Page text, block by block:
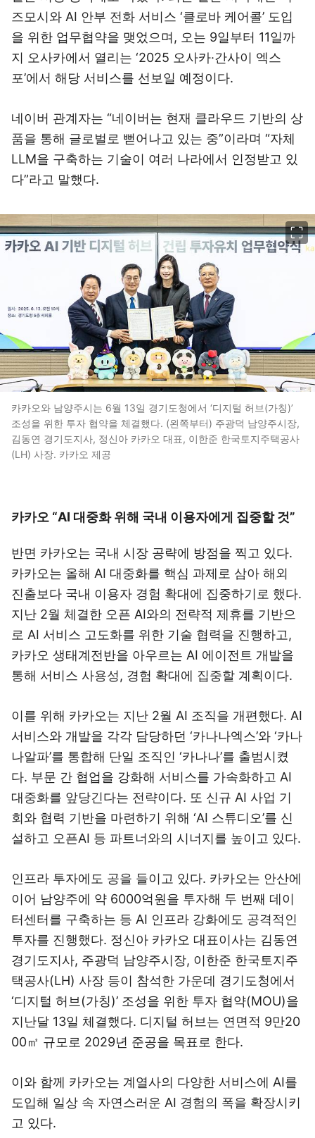
즈모시와 AI 안부 전화 서비스 ‘클로바 케어콜’ 도입
을 위한 업무협약을 맺었으며, 오는 9일부터 11일까
지 오사카에서 열리는 ‘2025 오사카·간사이 엑스
포’에서 해당 서비스를 선보일 예정이다.
네이버 관계자는 “네이버는 현재 클라우드 기반의 상
품을 통해 글로벌로 뻗어나고 있는 중”이라며 “자체
LLM을 구축하는 기술이 여러 나라에서 인정받고 있
다”라고 말했다.
카카오와 남양주시는 6월 13일 경기도청에서 ‘디지털 허브(가칭)’
조성을 위한 투자 협약을 체결했다. (왼쪽부터) 주광덕 남양주시장,
김동연 경기도지사, 정신아 카카오 대표, 이한준 한국토지주택공사
(LH) 사장. 카카오 제공
카카오 “AI 대중화 위해 국내 이용자에게 집중할 것”
반면 카카오는 국내 시장 공략에 방점을 찍고 있다.
카카오는 올해 AI 대중화를 핵심 과제로 삼아 해외
진출보다 국내 이용자 경험 확대에 집중하기로 했다.
지난 2월 체결한 오픈 AI와의 전략적 제휴를 기반으
로 AI 서비스 고도화를 위한 기술 협력을 진행하고,
카카오 생태계전반을 아우르는 AI 에이전트 개발을
통해 서비스 사용성, 경험 확대에 집중할 계획이다.
이를 위해 카카오는 지난 2월 AI 조직을 개편했다. AI
서비스와 개발을 각각 담당하던 ‘카나나엑스’와 ‘카나
나알파’를 통합해 단일 조직인 ‘카나나’를 출범시켰
다. 부문 간 협업을 강화해 서비스를 가속화하고 AI
대중화를 앞당긴다는 전략이다. 또 신규 AI 사업 기
회와 협력 기반을 마련하기 위해 ‘AI 스튜디오’를 신
설하고 오픈AI 등 파트너와의 시너지를 높이고 있다.
인프라 투자에도 공을 들이고 있다. 카카오는 안산에
이어 남양주에 약 6000억원을 투자해 두 번째 데이
터센터를 구축하는 등 AI 인프라 강화에도 공격적인
투자를 진행했다. 정신아 카카오 대표이사는 김동연
경기도지사, 주광덕 남양주시장, 이한준 한국토지주
택공사(LH) 사장 등이 참석한 가운데 경기도청에서
‘디지털 허브(가칭)’ 조성을 위한 투자 협약(MOU)을
지난달 13일 체결했다. 디지털 허브는 연면적 9만20
00㎡ 규모로 2029년 준공을 목표로 한다.
이와 함께 카카오는 계열사의 다양한 서비스에 AI를
도입해 일상 속 자연스러운 AI 경험의 폭을 확장시키
고 있다.